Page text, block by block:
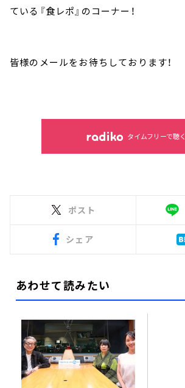
ている『食レポ』のコーナー！
皆様のメールをお待ちしております！
タイムフリーで聴く
ポスト
シェア
あわせて読みたい